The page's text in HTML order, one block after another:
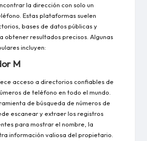
la dirección con solo un
Estas plataformas suelen
bases de datos públicas y
obtener resultados precisos. Algunas
incluyen:
M
acceso a directorios confiables de
de teléfono en todo el mundo.
de búsqueda de números de
escanear y extraer los registros
para mostrar el nombre, la
información valiosa del propietario.